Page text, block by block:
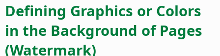
Defining Graphics or Colors
in the Background of Pages
(Watermark)